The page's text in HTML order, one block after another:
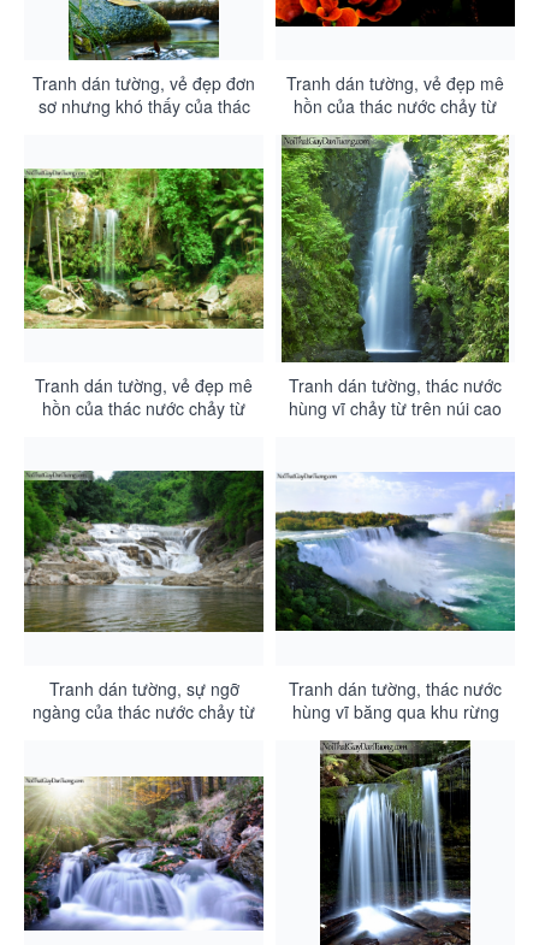
Tranh dán tường, vẻ đẹp đơn
sơ nhưng khó thấy của thác
Tranh dán tường, vẻ đẹp mê
hồn của thác nước chảy từ
nấm đỏ DA3079
Tranh dán tường, vẻ đẹp mê
hồn của thác nước chảy từ
Tranh dán tường, thác nước
hùng vĩ chảy từ trên núi cao
Tranh dán tường, sự ngỡ
ngàng của thác nước chảy từ
Tranh dán tường, thác nước
hùng vĩ băng qua khu rừng
lớn DA3075